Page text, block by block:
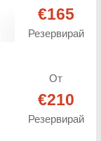
€165
Резервирай
От
€210
Резервирай